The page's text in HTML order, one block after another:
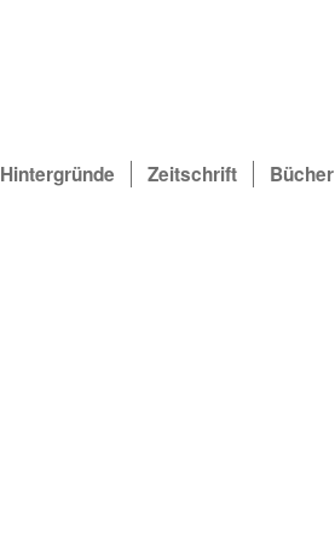
Hintergründe Zeitschrift Bücher